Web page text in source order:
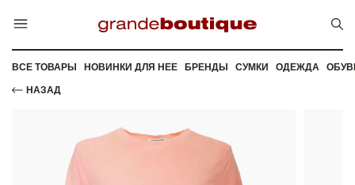
ВСЕ ТОВАРЫ НОВИНКИ ДЛЯ НЕЕ БРЕНДЫ СУМКИ ОДЕЖДА
НАЗАД